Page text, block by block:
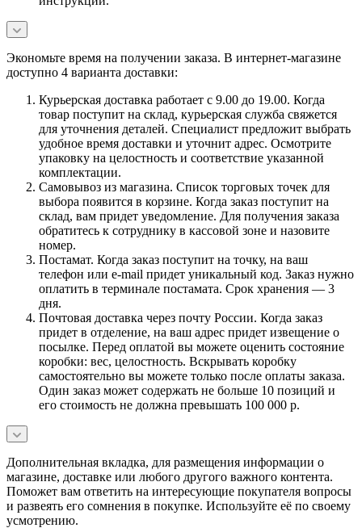
Экономьте время на получении заказа. В интернет-магазине
доступно 4 варианта доставки:
Курьерская доставка работает с 9.00 до 19.00. Когда
товар поступит на склад, курьерская служба свяжется
для уточнения деталей. Специалист предложит выбрать
удобное время доставки и уточнит адрес. Осмотрите
упаковку на целостность и соответствие указанной
комплектации.
Самовывоз из магазина. Список торговых точек для
выбора появится в корзине. Когда заказ поступит на
склад, вам придет уведомление. Для получения заказа
обратитесь к сотруднику в кассовой зоне и назовите
номер.
Постамат. Когда заказ поступит на точку, на ваш
телефон или e-mail придет уникальный код. Заказ нужно
оплатить в терминале постамата. Срок хранения — 3
дня.
Почтовая доставка через почту России. Когда заказ
придет в отделение, на ваш адрес придет извещение о
посылке. Перед оплатой вы можете оценить состояние
коробки: вес, целостность. Вскрывать коробку
самостоятельно вы можете только после оплаты заказа.
Один заказ может содержать не больше 10 позиций и
его стоимость не должна превышать 100 000 р.
Дополнительная вкладка, для размещения информации о
магазине, доставке или любого другого важного контента.
Поможет вам ответить на интересующие покупателя вопросы
и развеять его сомнения в покупке. Используйте её по своему
усмотрению.